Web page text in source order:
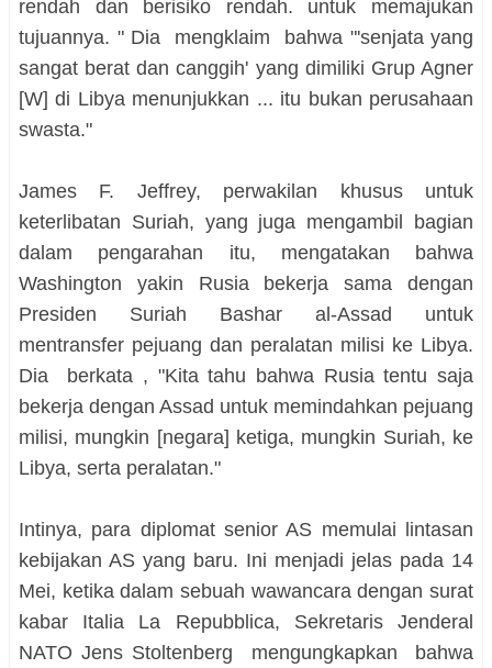
rendah dan berisiko rendah. untuk memajukan
tujuannya. " Dia mengklaim bahwa "'senjata yang
sangat berat dan canggih' yang dimiliki Grup Agner
[W] di Libya menunjukkan ... itu bukan perusahaan
swasta."
James F. Jeffrey, perwakilan khusus untuk
keterlibatan Suriah, yang juga mengambil bagian
dalam pengarahan itu, mengatakan bahwa
Washington yakin Rusia bekerja sama dengan
Presiden Suriah Bashar al-Assad untuk
mentransfer pejuang dan peralatan milisi ke Libya.
Dia berkata , "Kita tahu bahwa Rusia tentu saja
bekerja dengan Assad untuk memindahkan pejuang
milisi, mungkin [negara] ketiga, mungkin Suriah, ke
Libya, serta peralatan."
Intinya, para diplomat senior AS memulai lintasan
kebijakan AS yang baru. Ini menjadi jelas pada 14
Mei, ketika dalam sebuah wawancara dengan surat
kabar Italia La Repubblica, Sekretaris Jenderal
NATO Jens Stoltenberg mengungkapkan bahwa